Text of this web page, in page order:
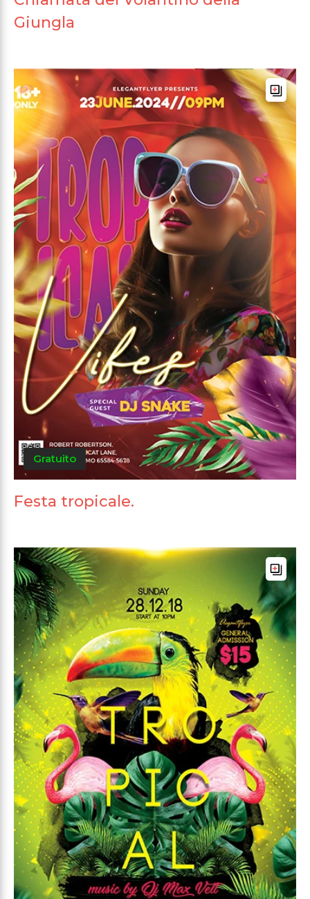
Giungla
Gratuito
Festa tropicale.